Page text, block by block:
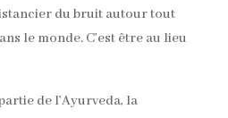
du bruit autour tout
le monde. C’est être au lieu
de l’Ayurveda, la